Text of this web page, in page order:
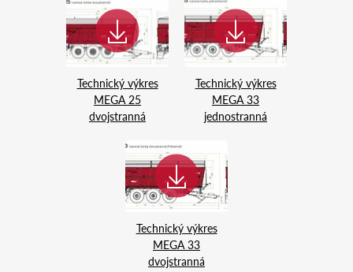
Technický výkres
MEGA 25
dvojstranná
Technický výkres
MEGA 33
jednostranná
Technický výkres
MEGA 33
dvojstranná